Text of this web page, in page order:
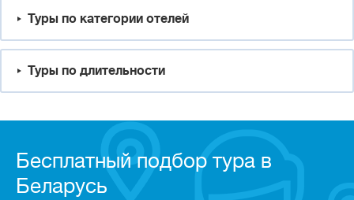
Туры по категории отелей
Туры по длительности
Бесплатный подбор тура в
Беларусь